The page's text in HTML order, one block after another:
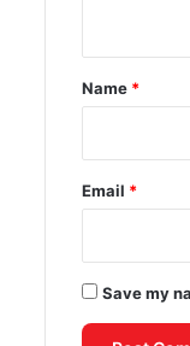
*
Name *
Email *
Save my